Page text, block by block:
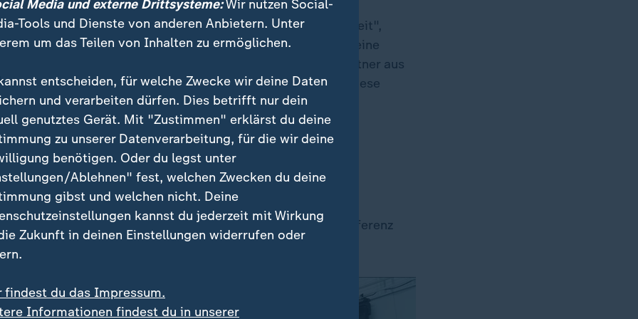
in Teilen rechtsextreme Partei Zugang hat zu
Informationen, dann gefährdet das unser aller Sicherheit",
Das sei kein theoretisches Risiko, sondern das sei eine
Deutschlands Sicherheitsmodell basiere auf Vertrauen, Partner aus
auf internationaler Ebene teilten dieselben Werte. "Wer diese
vernichtet Vertrauen", warnte Redmann.
Anhalt: Freundlicher Ton, radikales Programm
Korte: "Die AfD ist ein Unmutsaufsauger"
Roman Poseck (CDU) sprach sich ebenfalls für
aus. Auch die Abläufe in der Innenministerkonferenz
werden.
Media und externe Drittsysteme:Wir nutzen Social-
Tools und Dienste von anderen Anbietern. Unter
um das Teilen von Inhalten zu ermöglichen.
entscheiden, für welche Zwecke wir deine Daten
und verarbeiten dürfen. Dies betrifft nur dein
genutztes Gerät. Mit "Zustimmen" erklärst du deine
zu unserer Datenverarbeitung, für die wir deine
benötigen. Oder du legst unter
Ablehnen" fest, welchen Zwecken du deine
gibst und welchen nicht. Deine
kannst du jederzeit mit Wirkung
Zukunft in deinen Einstellungen widerrufen oder
findest du das Impressum.
Informationen findest du in unserer